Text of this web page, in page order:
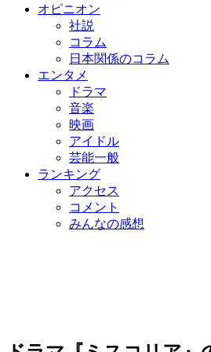
オピニオン
社説
コラム
日本関係のコラム
エンタメ
ドラマ
音楽
映画
アイドル
芸能一般
ランキング
アクセス
コメント
みんなの感想